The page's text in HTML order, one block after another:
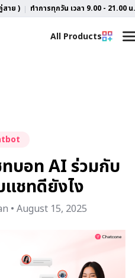
สาย ) ทำการทุกวัน เวลา 9.00 - 21.00 น.
All Products
บอท AI ร่วมกับ
ชทดียังไง
• August 15, 2025